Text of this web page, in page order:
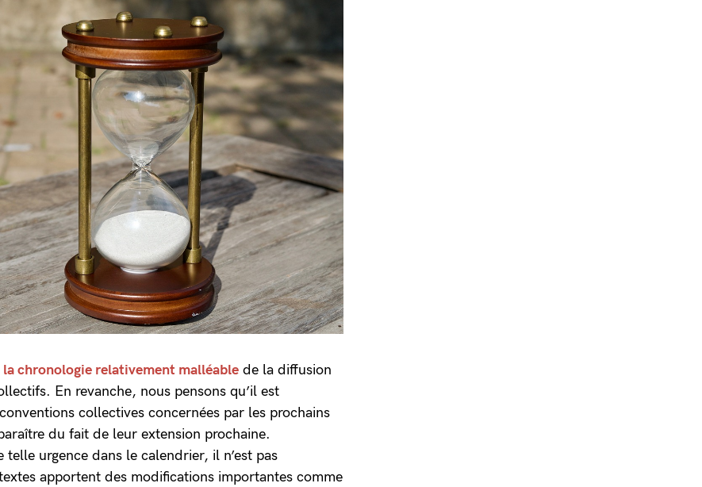
la chronologie relativement malléable de la diffusion
En revanche, nous pensons qu’il est
collectives concernées par les prochains
du fait de leur extension prochaine.
urgence dans le calendrier, il n’est pas
apportent des modifications importantes comme